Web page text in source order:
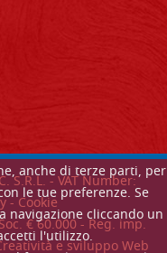
anche di terze parti, per
le tue preferenze. Se
navigazione cliccando un
l'utilizzo.
- VAT Number:
-Cookie
€ 60.000 - Reg. imp.
e sviluppo Web